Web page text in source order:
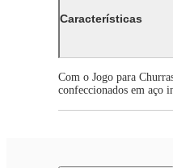
Características
Com o Jogo para
confeccionados em aço